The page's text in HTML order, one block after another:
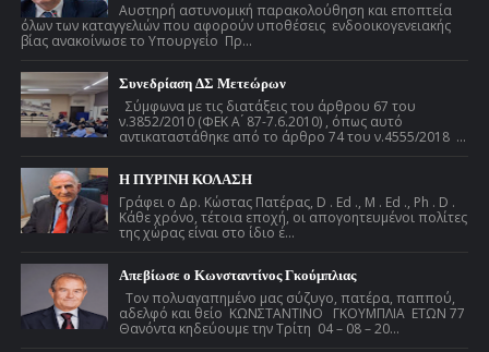
Αυστηρή αστυνομική παρακολούθηση και εποπτεία
όλων των καταγγελιών που αφορούν υποθέσεις ενδοοικογενειακής
βίας ανακοίνωσε το Υπουργείο Πρ...
Συνεδρίαση ΔΣ Μετεώρων
Σύμφωνα με τις διατάξεις του άρθρου 67 του
ν.3852/2010 (ΦΕΚ Α ́ 87-7.6.2010) , όπως αυτό
αντικαταστάθηκε από το άρθρο 74 του ν.4555/2018 ...
Η ΠΥΡΙΝΗ ΚΟΛΑΣΗ
Γράφει ο Δρ. Κώστας Πατέρας, D . Ed ., M . Ed ., Ph . D .
Κάθε χρόνο, τέτοια εποχή, οι απογοητευμένοι πολίτες
της χώρας είναι στο ίδιο έ...
Απεβίωσε ο Κωνσταντίνος Γκούμπλιας
Τον πολυαγαπημένο μας σύζυγο, πατέρα, παππού,
αδελφό και θείο ΚΩΝΣΤΑΝΤΙΝΟ ΓΚΟΥΜΠΛΙΑ ΕΤΩΝ 77
Θανόντα κηδεύουμε την Τρίτη 04 – 08 – 20...